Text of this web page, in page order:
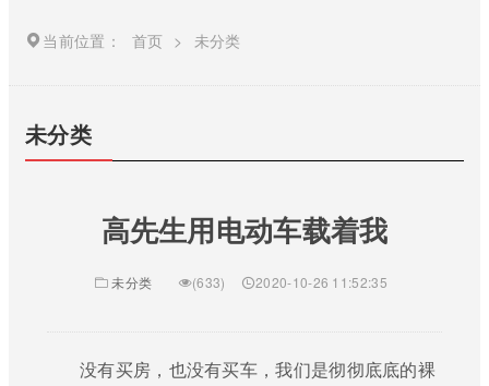
当前位置： 首页 > 未分类
未分类
高先生用电动车载着我
未分类 (633) 2020-10-26 11:52:35
没有买房，也没有买车，我们是彻彻底底的裸